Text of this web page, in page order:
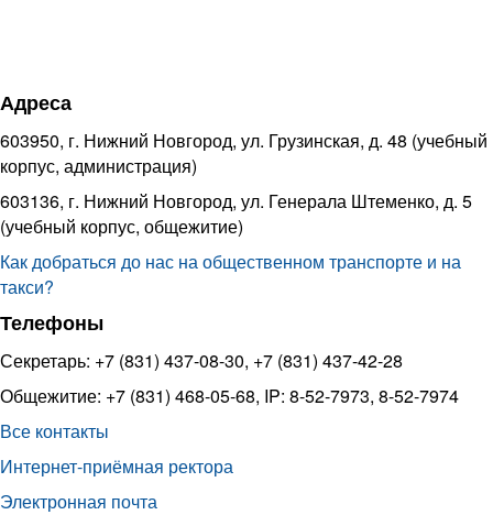
Адреса
603950, г. Нижний Новгород, ул. Грузинская, д. 48 (учебный
корпус, администрация)
603136, г. Нижний Новгород, ул. Генерала Штеменко, д. 5
(учебный корпус, общежитие)
Как добраться до нас на общественном транспорте и на
такси?
Телефоны
Секретарь: +7 (831) 437-08-30, +7 (831) 437-42-28
Общежитие: +7 (831) 468-05-68, IP: 8-52-7973, 8-52-7974
Все контакты
Интернет-приёмная ректора
Электронная почта